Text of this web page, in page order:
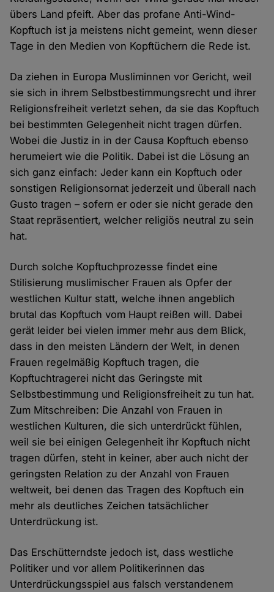
übers Land pfeift. Aber das profane Anti-Wind-
Kopftuch ist ja meistens nicht gemeint, wenn dieser
Tage in den Medien von Kopftüchern die Rede ist.
Da ziehen in Europa Musliminnen vor Gericht, weil
sie sich in ihrem Selbstbestimmungsrecht und ihrer
Religionsfreiheit verletzt sehen, da sie das Kopftuch
bei bestimmten Gelegenheit nicht tragen dürfen.
Wobei die Justiz in in der Causa Kopftuch ebenso
herumeiert wie die Politik. Dabei ist die Lösung an
sich ganz einfach: Jeder kann ein Kopftuch oder
sonstigen Religionsornat jederzeit und überall nach
Gusto tragen – sofern er oder sie nicht gerade den
Staat repräsentiert, welcher religiös neutral zu sein
hat.
Durch solche Kopftuchprozesse findet eine
Stilisierung muslimischer Frauen als Opfer der
westlichen Kultur statt, welche ihnen angeblich
brutal das Kopftuch vom Haupt reißen will. Dabei
gerät leider bei vielen immer mehr aus dem Blick,
dass in den meisten Ländern der Welt, in denen
Frauen regelmäßig Kopftuch tragen, die
Kopftuchtragerei nicht das Geringste mit
Selbstbestimmung und Religionsfreiheit zu tun hat.
Zum Mitschreiben: Die Anzahl von Frauen in
westlichen Kulturen, die sich unterdrückt fühlen,
weil sie bei einigen Gelegenheit ihr Kopftuch nicht
tragen dürfen, steht in keiner, aber auch nicht der
geringsten Relation zu der Anzahl von Frauen
weltweit, bei denen das Tragen des Kopftuch ein
mehr als deutliches Zeichen tatsächlicher
Unterdrückung ist.
Das Erschütterndste jedoch ist, dass westliche
Politiker und vor allem Politikerinnen das
Unterdrückungsspiel aus falsch verstandenem